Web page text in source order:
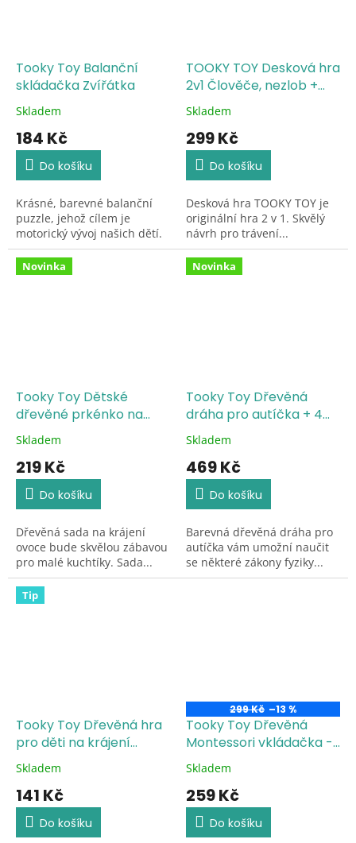
Tooky Toy Balanční
skládačka Zvířátka
Průměrné
hodnocení
produktu
5,0
5
hvězdiček.
Skladem
184 Kč
Do košíku
Krásné, barevné balanční
puzzle, jehož cílem je
motorický vývoj našich dětí.
TOOKY TOY Desková hra
2v1 Člověče, nezlob +
Osvoboď zvířata
Průměrné
hodnocení
produktu
5,0
5
hvězdiček.
Skladem
299 Kč
Do košíku
Desková hra TOOKY TOY je
originální hra 2 v 1. Skvělý
návrh pro trávení...
Novinka
Tooky Toy Dětské
dřevěné prkénko na
krájení ovoce
Průměrné
hodnocení
produktu
5,0
5
hvězdiček.
Skladem
219 Kč
Do košíku
Dřevěná sada na krájení
ovoce bude skvělou zábavou
pro malé kuchtíky. Sada...
Novinka
Tooky Toy Dřevěná
dráha pro autíčka + 4
auta
Průměrné
hodnocení
produktu
5,0
5
hvězdiček.
Skladem
469 Kč
Do košíku
Barevná dřevěná dráha pro
autíčka vám umožní naučit
se některé zákony fyziky...
Tip
Tooky Toy Dřevěná hra
pro děti na krájení
zeleniny 6 ks
Průměrné
hodnocení
produktu
5,0
Skladem
141 Kč
Do košíku
299 Kč –13 %
Tooky Toy Dřevěná
Montessori vkládačka -
Safari zvířata
Průměrné
hodnocení
produktu
5,0
Skladem
259 Kč
Do košíku